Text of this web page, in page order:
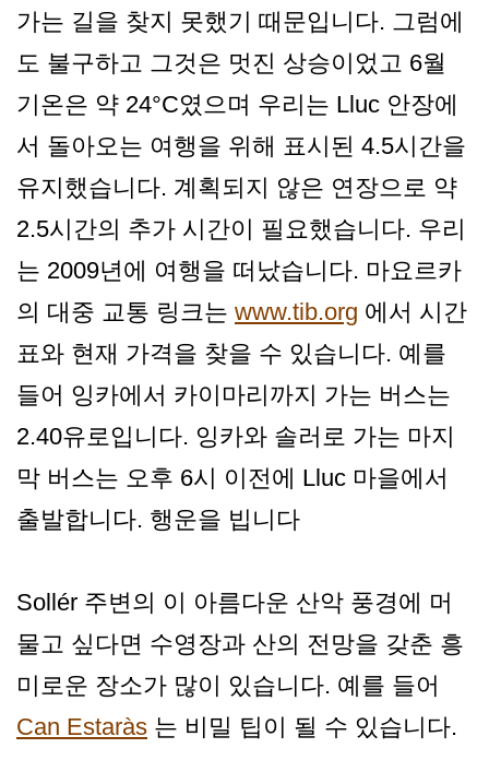
가는 길을 찾지 못했기 때문입니다. 그럼에
도 불구하고 그것은 멋진 상승이었고 6월
기온은 약 24°C였으며 우리는 Lluc 안장에
서 돌아오는 여행을 위해 표시된 4.5시간을
유지했습니다. 계획되지 않은 연장으로 약
2.5시간의 추가 시간이 필요했습니다. 우리
는 2009년에 여행을 떠났습니다. 마요르카
의 대중 교통 링크는 www.tib.org 에서 시간
표와 현재 가격을 찾을 수 있습니다. 예를
들어 잉카에서 카이마리까지 가는 버스는
2.40유로입니다. 잉카와 솔러로 가는 마지
막 버스는 오후 6시 이전에 Lluc 마을에서
출발합니다. 행운을 빕니다
Sollér 주변의 이 아름다운 산악 풍경에 머
물고 싶다면 수영장과 산의 전망을 갖춘 흥
미로운 장소가 많이 있습니다. 예를 들어
Can Estaràs 는 비밀 팁이 될 수 있습니다.